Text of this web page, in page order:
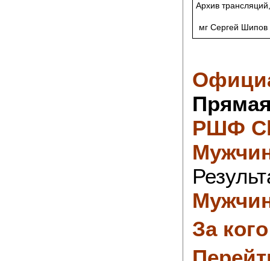
Архив трансляций,
мг Сергей Шипов
РШФ
За